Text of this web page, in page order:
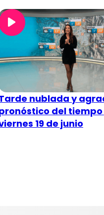
nublada y
del
19 de junio